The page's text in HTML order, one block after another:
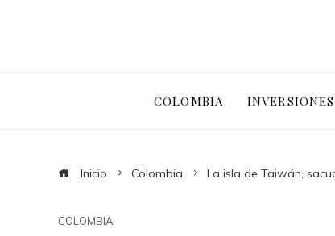
COLOMBIA
Inicio Colombia La isla de Taiwán,
COLOMBIA